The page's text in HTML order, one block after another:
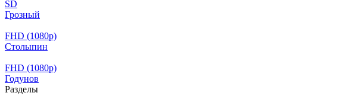
SD
Грозный
FHD (1080p)
Столыпин
FHD (1080p)
Годунов
Разделы